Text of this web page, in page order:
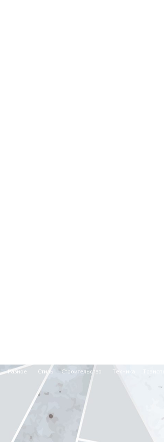
Разное Стиль Строительство Техника